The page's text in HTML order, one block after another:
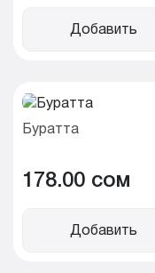
Добавить
Буратта
178.00 cом
Добавить